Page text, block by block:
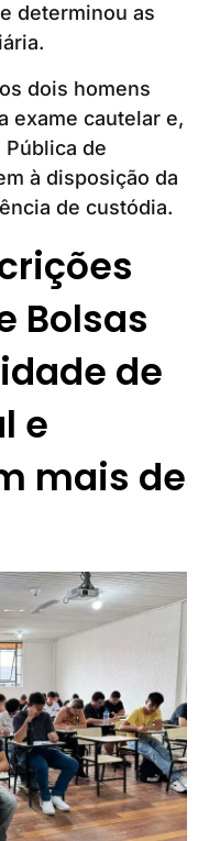
determinou as
dois homens
exame cautelar e,
Pública de
à disposição da
de custódia.
Bolsas
de
e
mais de